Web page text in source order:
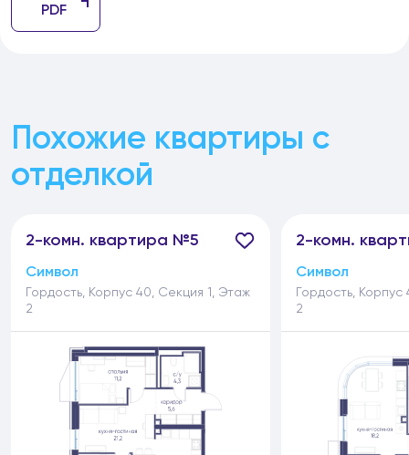
PDF
Похожие квартиры с
отделкой
2-комн. квартира №5
Символ
Гордость, Корпус 40, Секция 1, Этаж
2
2-комн.
Символ
Гордость,
2